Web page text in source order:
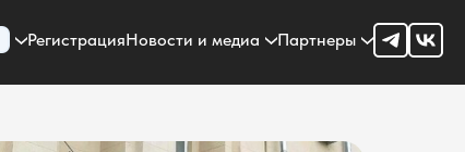
РегистрацияНовости и медиа Партнеры